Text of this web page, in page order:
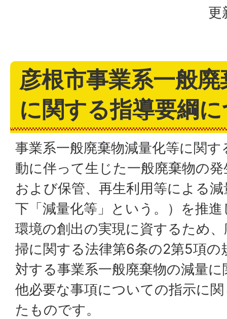
更
彦根市事業系一般
に関する指導要綱
事業系一般廃棄物減量化等に関
動に伴って生じた一般廃棄物の
および保管、再生利用等による
下「減量化等」という。）を推
環境の創出の実現に資するため
掃に関する法律第6条の2第5項の
対する事業系一般廃棄物の減量
他必要な事項についての指示に
たものです。